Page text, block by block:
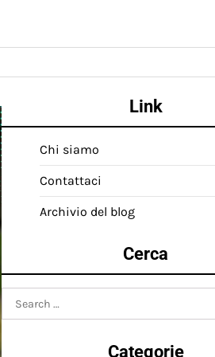
Link
Chi siamo
Contattaci
Archivio del blog
Cerca
Search
for:
Categorie